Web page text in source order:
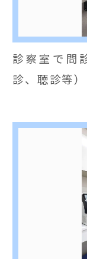
診察室で問
診、聴診等）